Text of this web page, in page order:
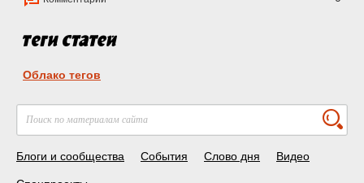
Облако тегов
Блоги и сообщества События Слово дня Видео